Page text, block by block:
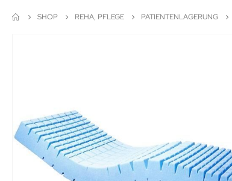
SHOP REHA, PFLEGE PATIENTENLAGERUNG